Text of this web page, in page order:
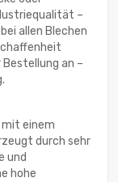
–
allen Blechen
an –
einem
durch sehr
und
hohe